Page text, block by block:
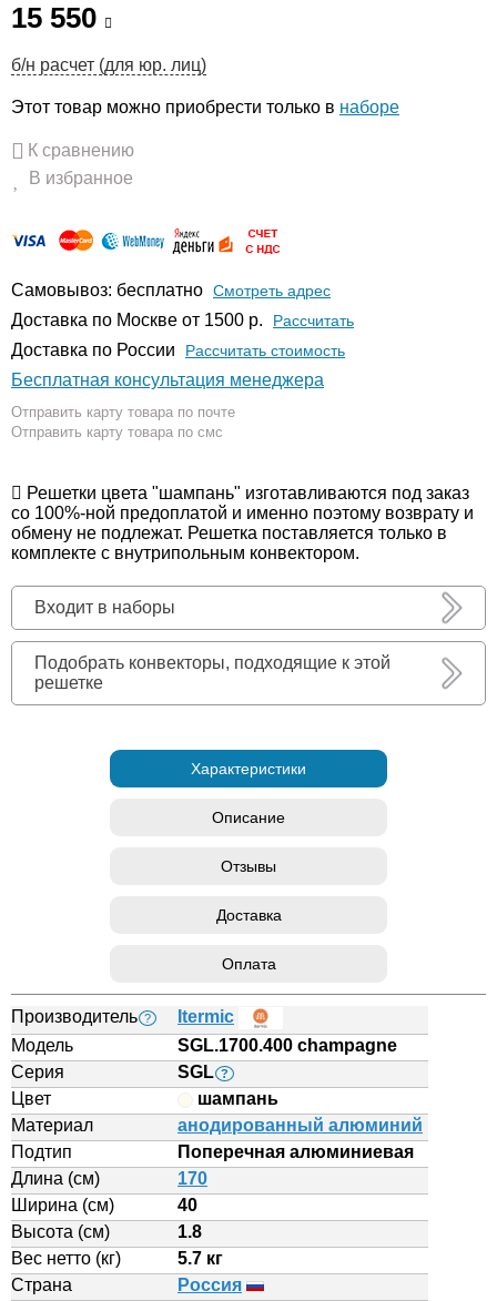
15 550
б/н расчет (для юр. лиц)
Этот товар можно приобрести только в наборе
К сравнению
В избранное
Самовывоз: бесплатно Смотреть адрес
Доставка по Москве от 1500 р. Расcчитать
Доставка по России Рассчитать стоимость
Бесплатная консультация менеджера
Отправить карту товара по почте
Отправить карту товара по смс
Решетки цвета "шампань" изготавливаются под заказ
со 100%-ной предоплатой и именно поэтому возврату и
обмену не подлежат. Решетка поставляется только в
комплекте с внутрипольным конвектором.
Входит в наборы
Подобрать конвекторы, подходящие к этой
решетке
Характеристики
Описание
Отзывы
Доставка
Оплата
Производитель ?
Itermic
Модель
SGL.1700.400 champagne
Серия
SGL ?
Цвет
шампань
Материал
анодированный алюминий
Подтип
Поперечная алюминиевая
Длина (см)
170
Ширина (см)
40
Высота (см)
1.8
Вес нетто (кг)
5.7 кг
Страна
Россия